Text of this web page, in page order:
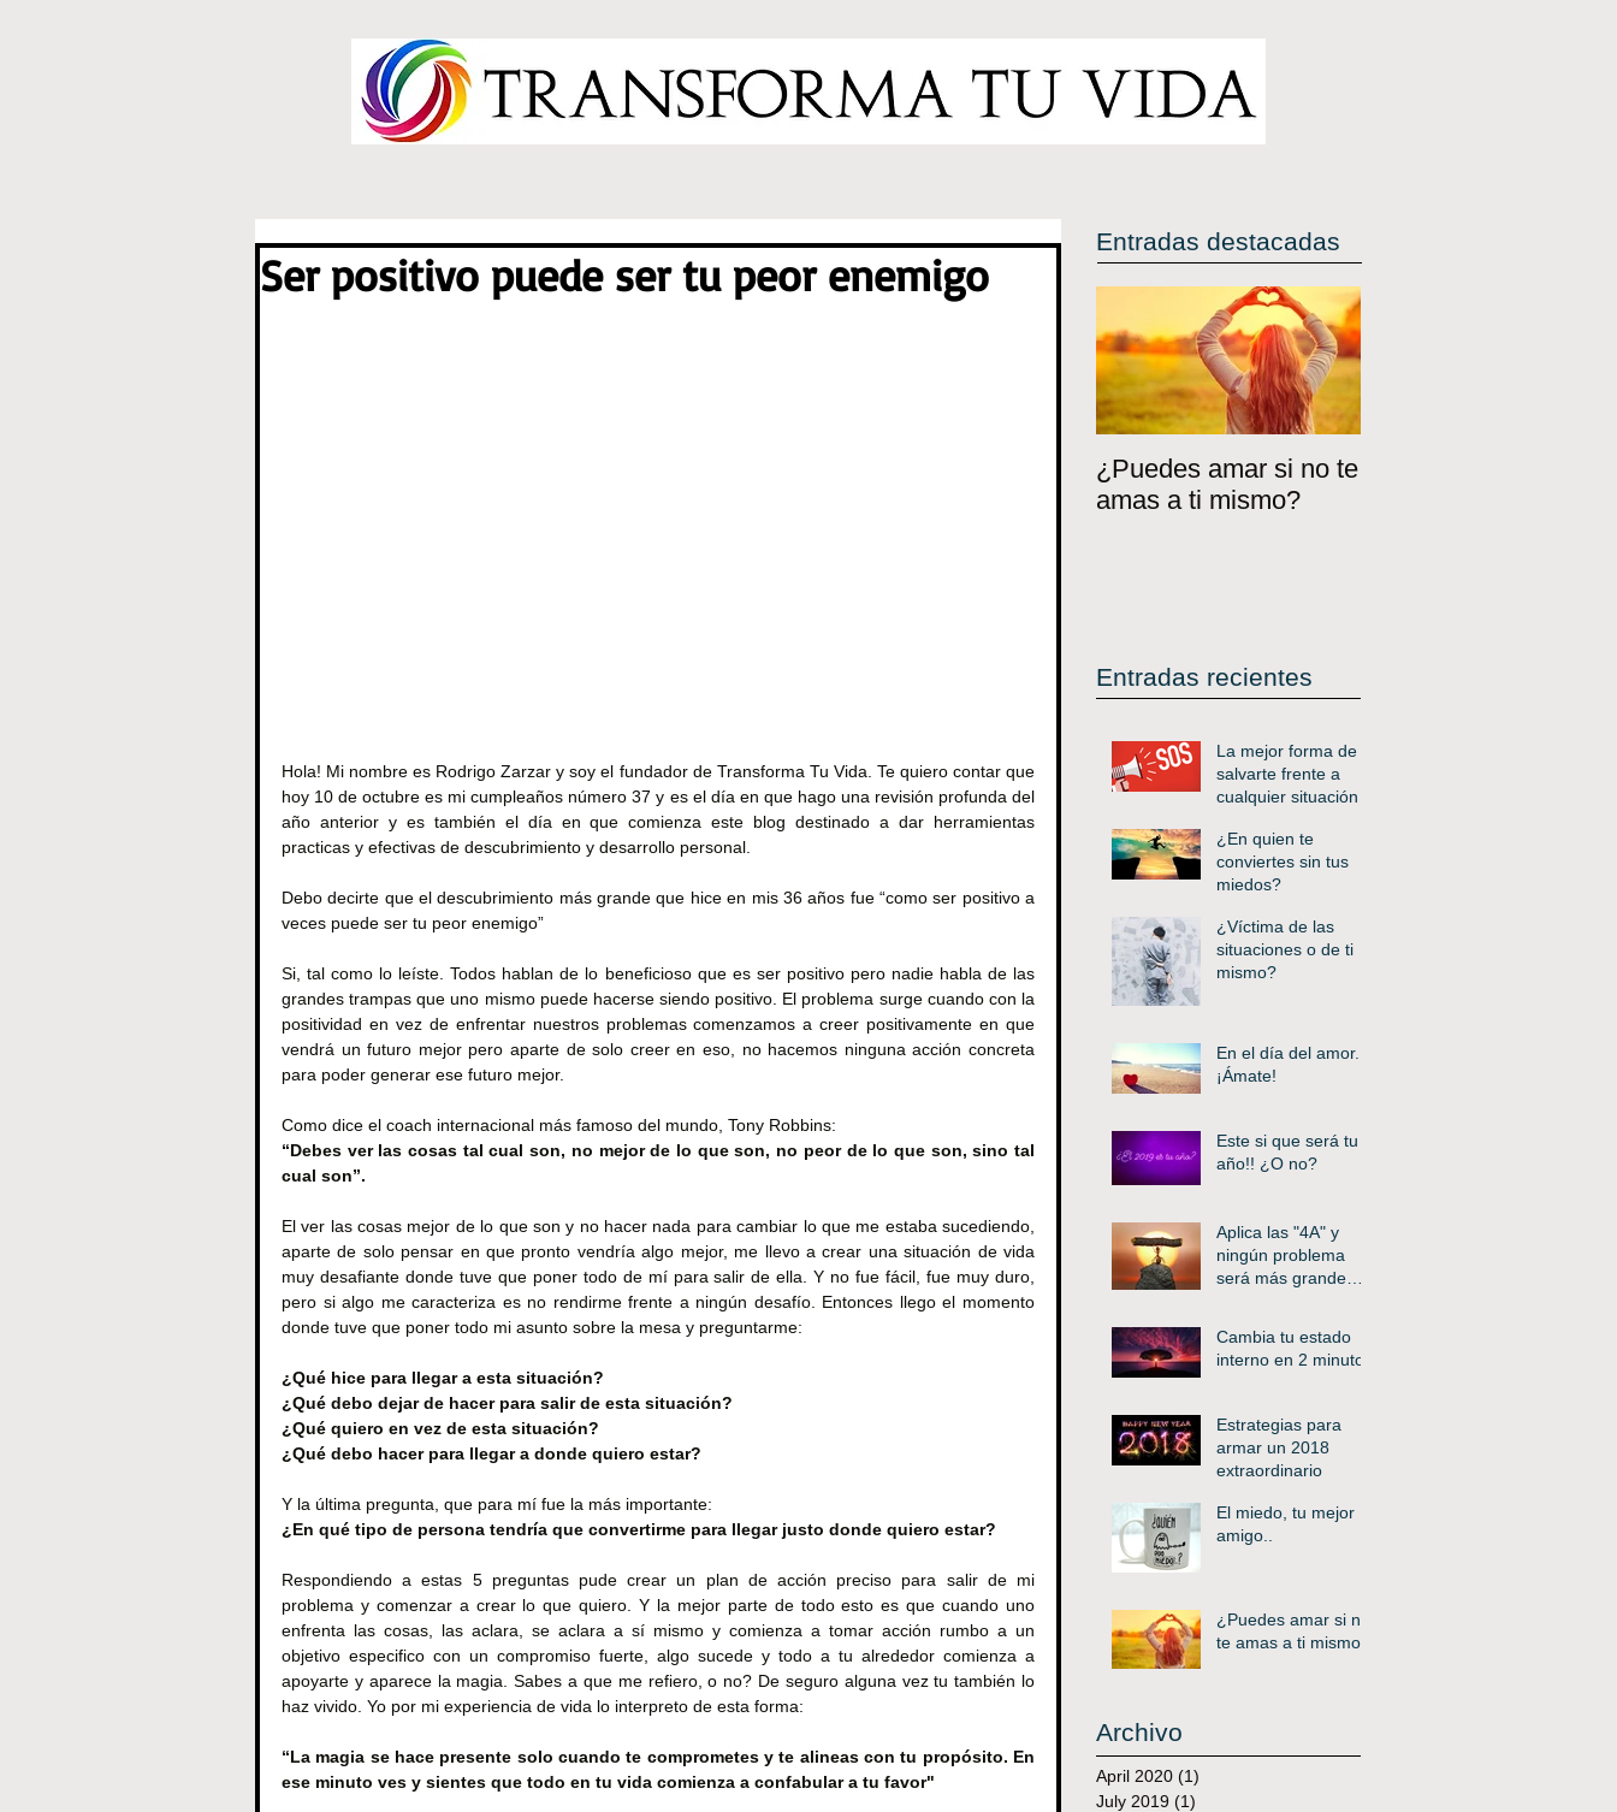
Ser positivo puede ser tu peor enemigo
Hola! Mi nombre es Rodrigo Zarzar y soy el fundador de Transforma Tu Vida. Te quiero contar que
hoy 10 de octubre es mi cumpleaños número 37 y es el día en que hago una revisión profunda del
año anterior y es también el día en que comienza este blog destinado a dar herramientas
practicas y efectivas de descubrimiento y desarrollo personal.
Debo decirte que el descubrimiento más grande que hice en mis 36 años fue “como ser positivo a
veces puede ser tu peor enemigo”
Si, tal como lo leíste. Todos hablan de lo beneficioso que es ser positivo pero nadie habla de las
grandes trampas que uno mismo puede hacerse siendo positivo. El problema surge cuando con la
positividad en vez de enfrentar nuestros problemas comenzamos a creer positivamente en que
vendrá un futuro mejor pero aparte de solo creer en eso, no hacemos ninguna acción concreta
para poder generar ese futuro mejor.
Como dice el coach internacional más famoso del mundo, Tony Robbins:
“Debes ver las cosas tal cual son, no mejor de lo que son, no peor de lo que son, sino tal
cual son”.
El ver las cosas mejor de lo que son y no hacer nada para cambiar lo que me estaba sucediendo,
aparte de solo pensar en que pronto vendría algo mejor, me llevo a crear una situación de vida
muy desafiante donde tuve que poner todo de mí para salir de ella. Y no fue fácil, fue muy duro,
pero si algo me caracteriza es no rendirme frente a ningún desafío. Entonces llego el momento
donde tuve que poner todo mi asunto sobre la mesa y preguntarme:
¿Qué hice para llegar a esta situación?
¿Qué debo dejar de hacer para salir de esta situación?
¿Qué quiero en vez de esta situación?
¿Qué debo hacer para llegar a donde quiero estar?
Y la última pregunta, que para mí fue la más importante:
¿En qué tipo de persona tendría que convertirme para llegar justo donde quiero estar?
Respondiendo a estas 5 preguntas pude crear un plan de acción preciso para salir de mi
problema y comenzar a crear lo que quiero. Y la mejor parte de todo esto es que cuando uno
enfrenta las cosas, las aclara, se aclara a sí mismo y comienza a tomar acción rumbo a un
objetivo especifico con un compromiso fuerte, algo sucede y todo a tu alrededor comienza a
apoyarte y aparece la magia. Sabes a que me refiero, o no? De seguro alguna vez tu también lo
haz vivido. Yo por mi experiencia de vida lo interpreto de esta forma:
“La magia se hace presente solo cuando te comprometes y te alineas con tu propósito. En
ese minuto ves y sientes que todo en tu vida comienza a confabular a tu favor"
Entradas destacadas
¿Puedes amar si no te
amas a ti mismo?
Entradas recientes
La mejor forma de
salvarte frente a
cualquier situación
¿En quien te
conviertes sin tus
miedos?
¿Víctima de las
situaciones o de ti
mismo?
En el día del amor..
¡Ámate!
Este si que será tu
año!! ¿O no?
Aplica las "4A" y
ningún problema
será más grande
Cambia tu estado
interno en 2 minutos
Estrategias para
armar un 2018
extraordinario
El miedo, tu mejor
amigo..
¿Puedes amar si no
te amas a ti mismo?
Archivo
April 2020 (1)
July 2019 (1)